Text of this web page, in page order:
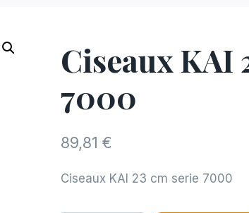
Ciseaux KAI
7000
89,81 €
Ciseaux KAI 23 cm serie 7000